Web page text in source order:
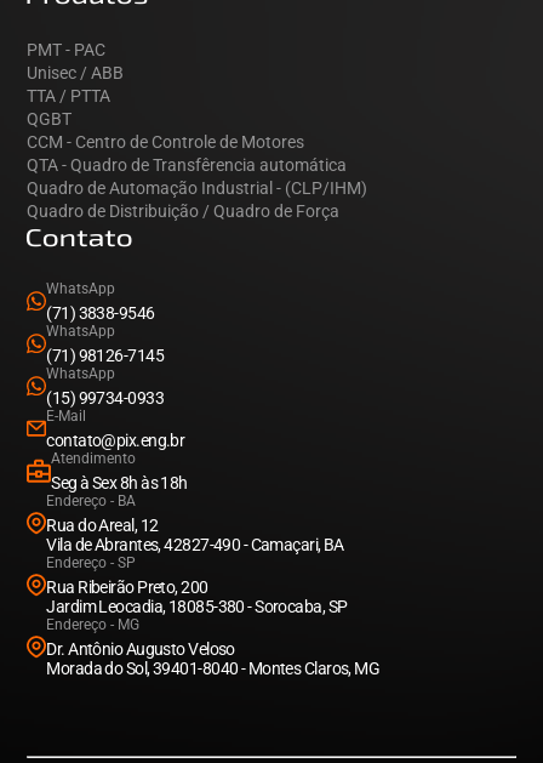
PMT - PAC
Unisec / ABB
TTA / PTTA
QGBT
CCM - Centro de Controle de Motores
QTA - Quadro de Transfêrencia automática
Quadro de Automação Industrial - (CLP/IHM)
Quadro de Distribuição / Quadro de Força
Contato
WhatsApp
(71) 3838-9546
WhatsApp
(71) 98126-7145
WhatsApp
(15) 99734-0933
E-Mail
contato@pix.eng.br
Atendimento
Seg à Sex 8h às 18h
Endereço - BA
Rua do Areal, 12
Vila de Abrantes, 42827-490 - Camaçari, BA
Endereço - SP
Rua Ribeirão Preto, 200
Jardim Leocadia, 18085-380 - Sorocaba, SP
Endereço - MG
Dr. Antônio Augusto Veloso
Morada do Sol, 39401-8040 - Montes Claros, MG